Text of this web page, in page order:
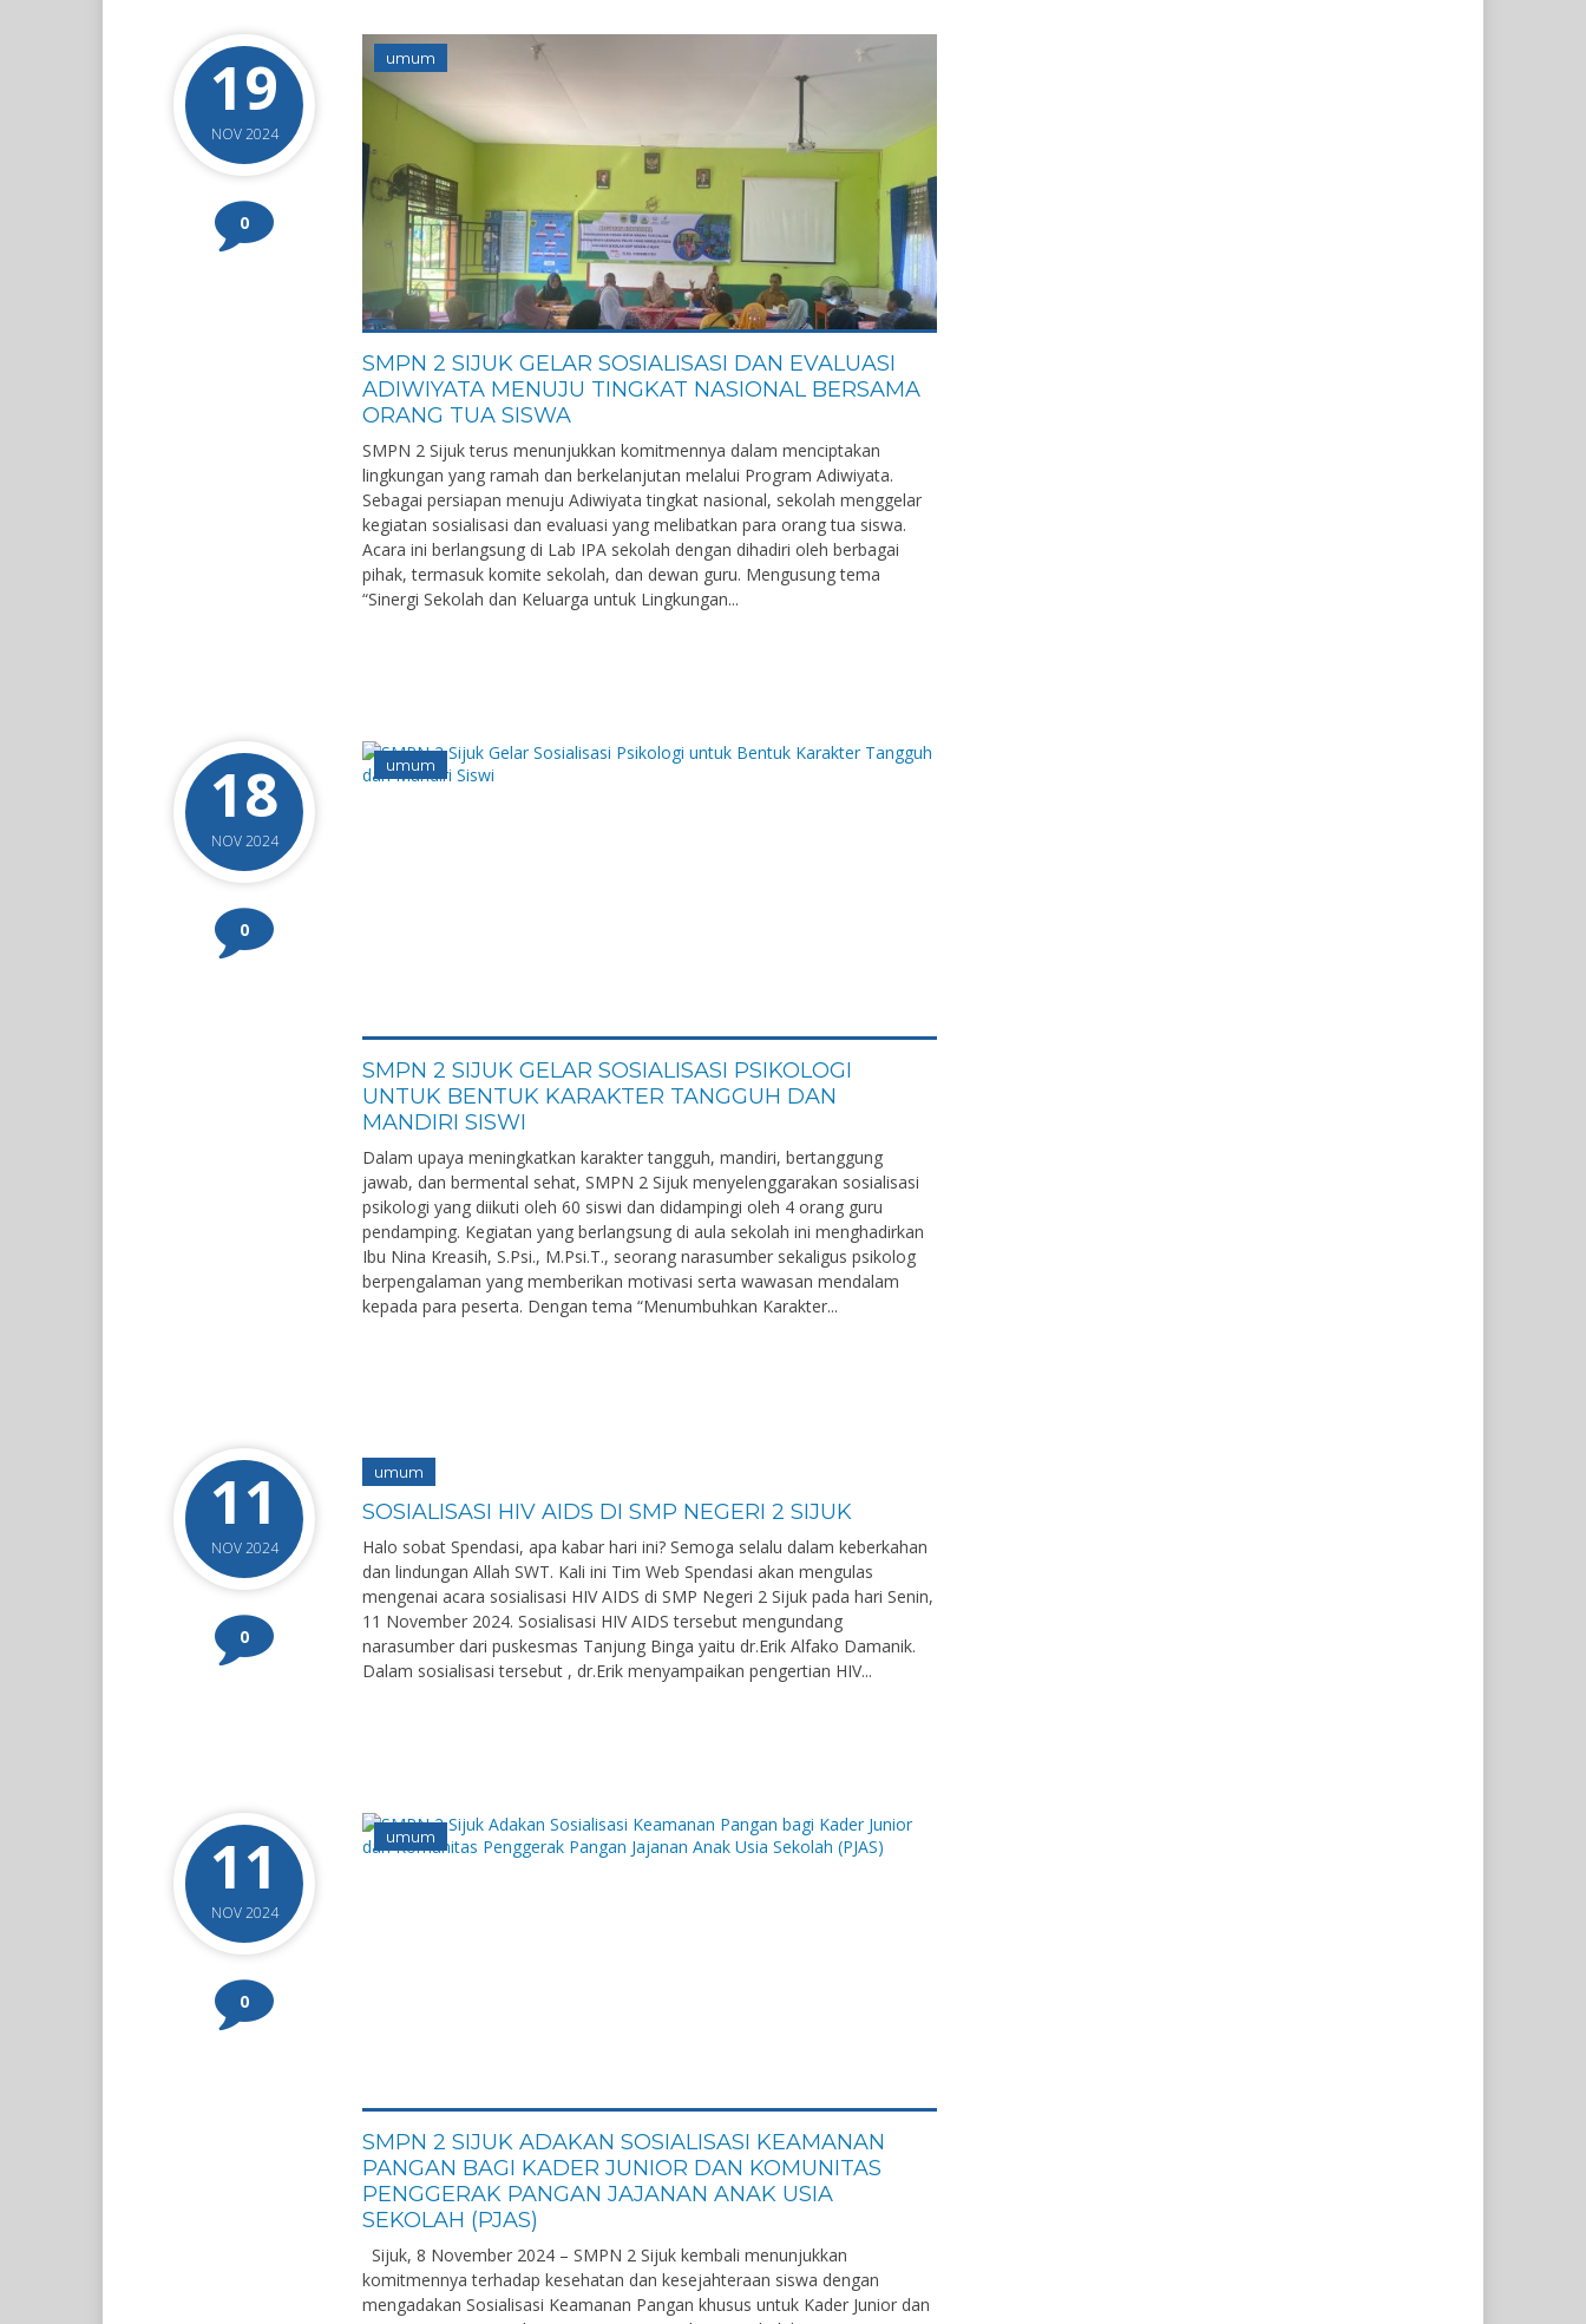
19
NOV 2024
0
umum
SMPN 2 SIJUK GELAR SOSIALISASI DAN EVALUASI
ADIWIYATA MENUJU TINGKAT NASIONAL BERSAMA
ORANG TUA SISWA
SMPN 2 Sijuk terus menunjukkan komitmennya dalam menciptakan
lingkungan yang ramah dan berkelanjutan melalui Program Adiwiyata.
Sebagai persiapan menuju Adiwiyata tingkat nasional, sekolah menggelar
kegiatan sosialisasi dan evaluasi yang melibatkan para orang tua siswa.
Acara ini berlangsung di Lab IPA sekolah dengan dihadiri oleh berbagai
pihak, termasuk komite sekolah, dan dewan guru. Mengusung tema
“Sinergi Sekolah dan Keluarga untuk Lingkungan...
18
NOV 2024
0
umum
SMPN 2 SIJUK GELAR SOSIALISASI PSIKOLOGI
UNTUK BENTUK KARAKTER TANGGUH DAN
MANDIRI SISWI
Dalam upaya meningkatkan karakter tangguh, mandiri, bertanggung
jawab, dan bermental sehat, SMPN 2 Sijuk menyelenggarakan sosialisasi
psikologi yang diikuti oleh 60 siswi dan didampingi oleh 4 orang guru
pendamping. Kegiatan yang berlangsung di aula sekolah ini menghadirkan
Ibu Nina Kreasih, S.Psi., M.Psi.T., seorang narasumber sekaligus psikolog
berpengalaman yang memberikan motivasi serta wawasan mendalam
kepada para peserta. Dengan tema “Menumbuhkan Karakter...
11
NOV 2024
0
umum
SOSIALISASI HIV AIDS DI SMP NEGERI 2 SIJUK
Halo sobat Spendasi, apa kabar hari ini? Semoga selalu dalam keberkahan
dan lindungan Allah SWT. Kali ini Tim Web Spendasi akan mengulas
mengenai acara sosialisasi HIV AIDS di SMP Negeri 2 Sijuk pada hari Senin,
11 November 2024. Sosialisasi HIV AIDS tersebut mengundang
narasumber dari puskesmas Tanjung Binga yaitu dr.Erik Alfako Damanik.
Dalam sosialisasi tersebut , dr.Erik menyampaikan pengertian HIV...
11
NOV 2024
0
umum
SMPN 2 SIJUK ADAKAN SOSIALISASI KEAMANAN
PANGAN BAGI KADER JUNIOR DAN KOMUNITAS
PENGGERAK PANGAN JAJANAN ANAK USIA
SEKOLAH (PJAS)
Sijuk, 8 November 2024 – SMPN 2 Sijuk kembali menunjukkan
komitmennya terhadap kesehatan dan kesejahteraan siswa dengan
mengadakan Sosialisasi Keamanan Pangan khusus untuk Kader Junior dan